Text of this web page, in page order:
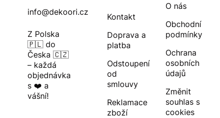
info@dekoori.cz
Z Polska
🇵🇱 do
Česka 🇨🇿
– každá
objednávka
s ❤️ a
vášní!
Kontakt
Doprava a
platba
Odstoupení
od
smlouvy
Reklamace
zboží
O nás
Obchodní
podmínky
Ochrana
osobních
údajů
Změnit
souhlas s
cookies